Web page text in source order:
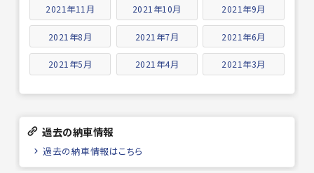
2021年11月 2021年10月 2021年9月
2021年8月 2021年7月 2021年6月
2021年5月 2021年4月 2021年3月
過去の納車情報
過去の納車情報はこちら